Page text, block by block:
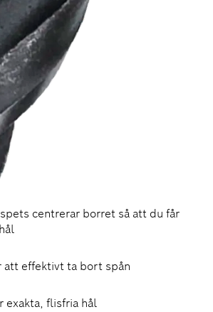
centrerar borret så att du får
att effektivt ta bort spån
exakta, flisfria hål